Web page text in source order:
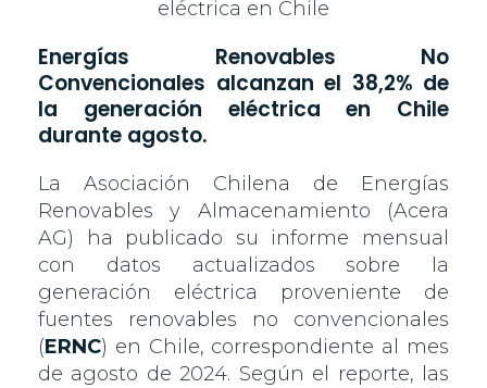
Energías Renovables No
Convencionales alcanzan el 38,2% de
la generación eléctrica en Chile
durante agosto.
La Asociación Chilena de Energías
Renovables y Almacenamiento (Acera
AG) ha publicado su informe mensual
con datos actualizados sobre la
generación eléctrica proveniente de
fuentes renovables no convencionales
(ERNC) en Chile, correspondiente al mes
de agosto de 2024. Según el reporte, las